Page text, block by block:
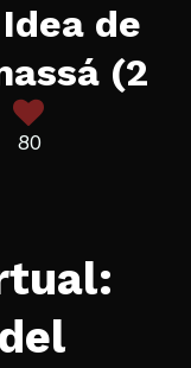
de
(2
80